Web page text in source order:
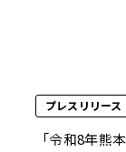
プレスリリース
「令和8年熊